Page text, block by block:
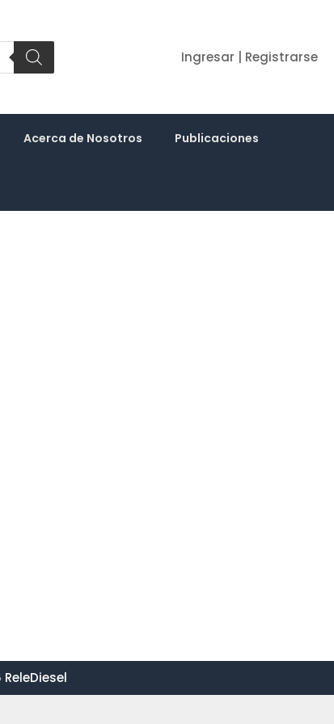
Ingresar | Registrarse
Acerca de Nosotros Publicaciones